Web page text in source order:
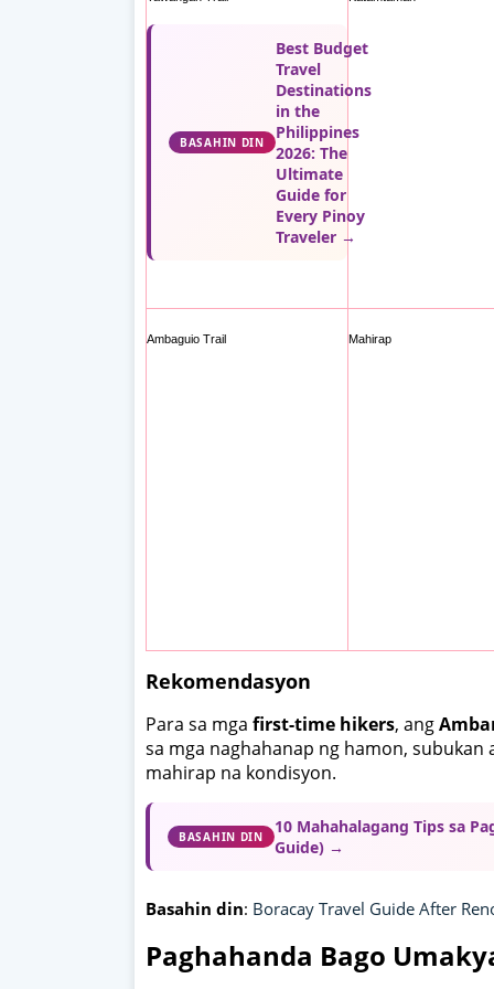
BASAHIN DIN
Best Budget
Travel
Destinations
in the
Philippines
2026: The
Ultimate
Guide for
Every Pinoy
Traveler →
Ambaguio Trail Mahirap
Rekomendasyon
Para sa mga first-time hikers, ang
sa mga naghahanap ng hamon, subukan
mahirap na kondisyon.
BASAHIN DIN
10 Mahahalagang Tips sa
Guide) →
Basahin din: Boracay Travel Guide After
Paghahanda Bago